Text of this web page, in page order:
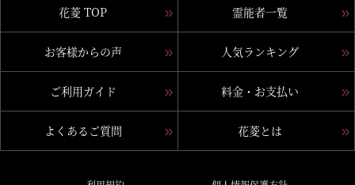
花菱 TOP 霊能者一覧
お客様からの声 人気ランキング
ご利用ガイド 料金・お支払い
よくあるご質問 花菱とは